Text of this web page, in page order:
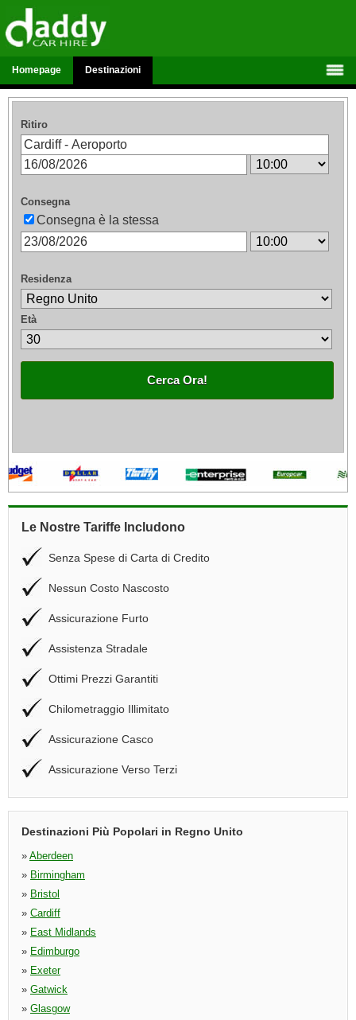
Homepage Destinazioni
Ritiro
Consegna
Consegna è la stessa
Residenza
Età
Cerca Ora!
Le Nostre Tariffe Includono
Senza Spese di Carta di Credito
Nessun Costo Nascosto
Assicurazione Furto
Assistenza Stradale
Ottimi Prezzi Garantiti
Chilometraggio Illimitato
Assicurazione Casco
Assicurazione Verso Terzi
Destinazioni Più Popolari in Regno Unito
» Aberdeen
» Birmingham
» Bristol
» Cardiff
» East Midlands
» Edimburgo
» Exeter
» Gatwick
» Glasgow